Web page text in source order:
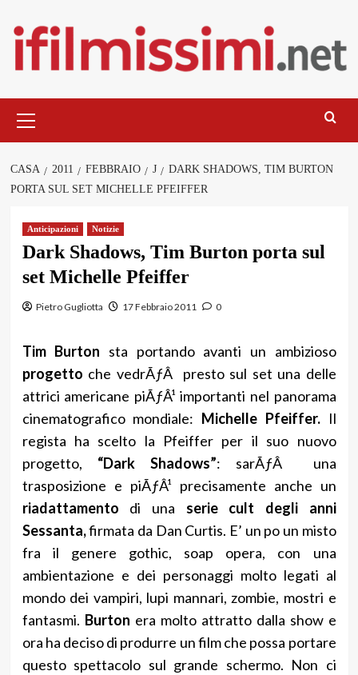
contenuto
principale
CASA 2011 FEBBRAIO J
DARK SHADOWS, TIM BURTON
PORTA SUL SET MICHELLE PFEIFFER
Anticipazioni Notizie
Dark Shadows, Tim Burton porta sul
set Michelle Pfeiffer
Pietro Gugliotta 17 Febbraio 2011 0
Tim Burton sta portando avanti un ambizioso
progetto che vedrÃƒÂ presto sul set una delle
attrici americane piÃƒÂ¹ importanti nel panorama
cinematografico mondiale: Michelle Pfeiffer.Il
regista ha scelto la Pfeiffer per il suo nuovo
progetto, “Dark Shadows”: sarÃƒÂ una
trasposizione e piÃƒÂ¹ precisamente anche un
riadattamento di una serie cult degli anni
Sessanta,firmata da Dan Curtis. E’ un po un misto
fra il genere gothic, soap opera, con una
ambientazione e dei personaggi molto legati al
mondo dei vampiri, lupi mannari, zombie, mostri e
fantasmi. Burton era molto attratto dalla show e
ora ha deciso di produrre un film che possa portare
questo spettacolo sul grande schermo. Non ci